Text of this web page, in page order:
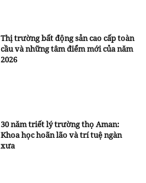
Thị trường bất động sản cao cấp toàn
cầu và những tâm điểm mới của năm
2026
30 năm triết lý trường thọ Aman:
Khoa học hoãn lão và trí tuệ ngàn
xưa